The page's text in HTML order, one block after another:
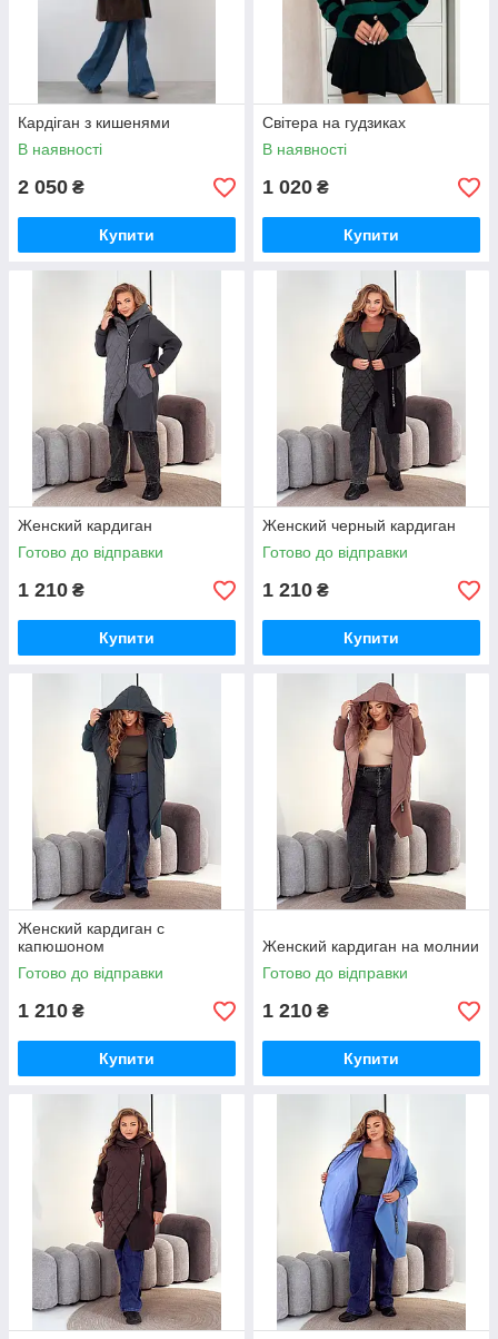
Кардіган з кишенями
В наявності
2 050 ₴
Купити
Світера на гудзиках
В наявності
1 020 ₴
Купити
Женский кардиган
Готово до відправки
1 210 ₴
Купити
Женский черный кардиган
Готово до відправки
1 210 ₴
Купити
Женский кардиган с
капюшоном
Готово до відправки
1 210 ₴
Купити
Женский кардиган на молнии
Готово до відправки
1 210 ₴
Купити